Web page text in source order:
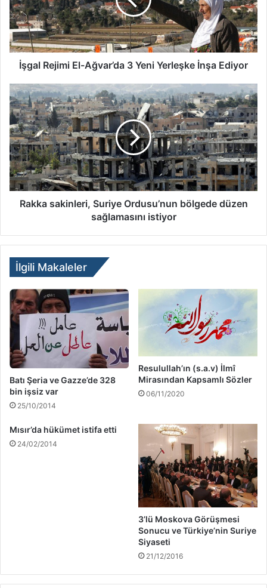
İşgal Rejimi El-Ağvar’da 3 Yeni Yerleşke İnşa Ediyor
Rakka sakinleri, Suriye Ordusu’nun bölgede düzen
sağlamasını istiyor
İlgili Makaleler
Batı Şeria ve Gazze’de 328
bin işsiz var
25/10/2014
Resulullah’ın (s.a.v) İlmî
Mirasından Kapsamlı Sözler
06/11/2020
Mısır’da hükümet istifa etti
24/02/2014
3’lü Moskova Görüşmesi
Sonucu ve Türkiye’nin Suriye
Siyaseti
21/12/2016